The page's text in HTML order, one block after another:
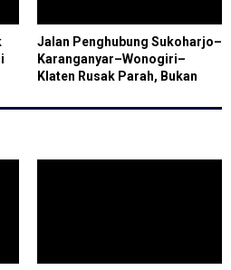
Jalan Penghubung Sukoharjo–
Karanganyar–Wonogiri–
Klaten Rusak Parah, Bukan
Batuan